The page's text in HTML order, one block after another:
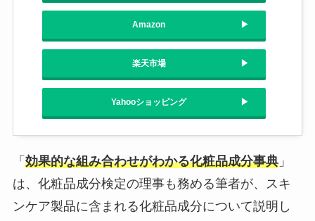
Amazon
楽天市場
Yahooショッピング
「 効果的な組み合わせがわかる化粧品成分事典」
は、化粧品成分検定の理事も務める筆者が、スキ
ンケア製品に含まれる化粧品成分について説明し